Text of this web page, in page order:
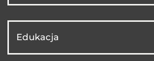
Edukacja